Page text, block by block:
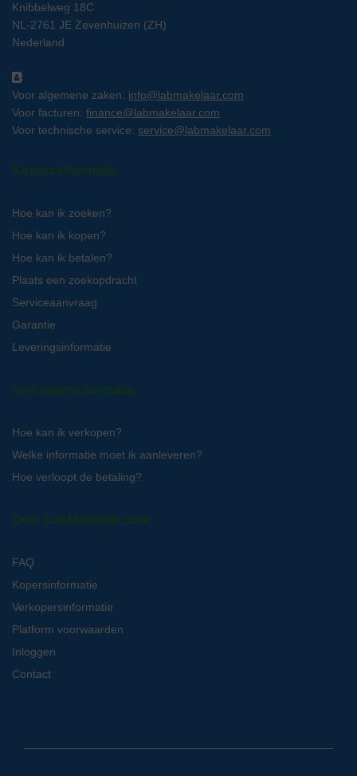
Knibbelweg 18C
NL-2761 JE Zevenhuizen (ZH)
Nederland
Voor algemene zaken: info@labmakelaar.com
Voor facturen: finance@labmakelaar.com
Voor technische service: service@labmakelaar.com
Kopersinformatie
Hoe kan ik zoeken?
Hoe kan ik kopen?
Hoe kan ik betalen?
Plaats een zoekopdracht
Serviceaanvraag
Garantie
Leveringsinformatie
Verkopersinformatie
Hoe kan ik verkopen?
Welke informatie moet ik aanleveren?
Hoe verloopt de betaling?
Over LabMakelaar.com
FAQ
Kopersinformatie
Verkopersinformatie
Platform voorwaarden
Inloggen
Contact